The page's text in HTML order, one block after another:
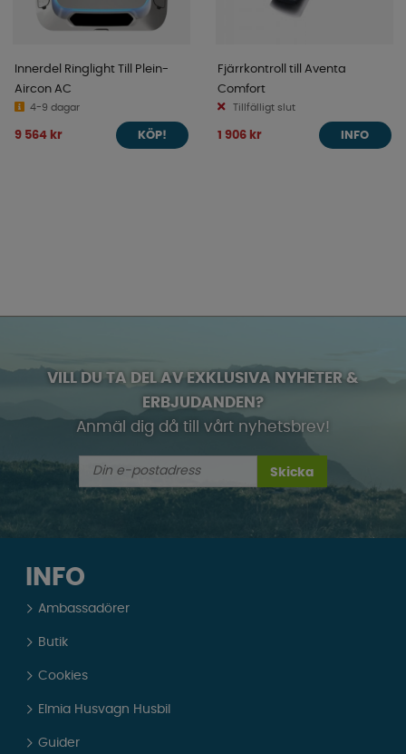
Innerdel Ringlight Till Plein-
Aircon AC
4-9 dagar
9 564 kr KÖP!
Fjärrkontroll till Aventa
Comfort
Tillfälligt slut
1 906 kr INFO
VILL DU TA DEL AV EXKLUSIVA NYHETER &
ERBJUDANDEN?
Anmäl dig då till vårt nyhetsbrev!
Skicka
INFO
Ambassadörer
Butik
Cookies
Elmia Husvagn Husbil
Guider